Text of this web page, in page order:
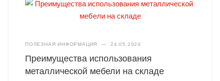
ПОЛЕЗНАЯ ИНФОРМАЦИЯ — 24.05.2024
Преимущества использования
металлической мебели на складе